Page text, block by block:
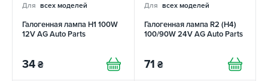
Для всех моделей
Галогенная лампа H1 100W
12V AG Auto Parts
34 ₴
Для всех моделей
Галогенная лампа R2 (H4)
100/90W 24V AG Auto Parts
71 ₴